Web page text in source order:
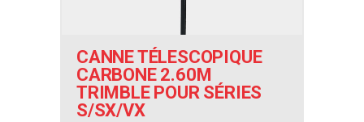
CANNE TÉLESCOPIQUE
CARBONE 2.60M
TRIMBLE POUR SÉRIES
S/SX/VX